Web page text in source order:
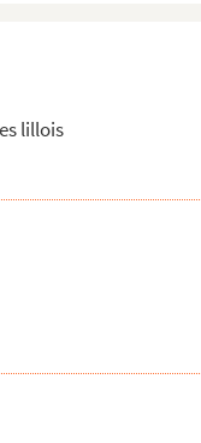
lillois